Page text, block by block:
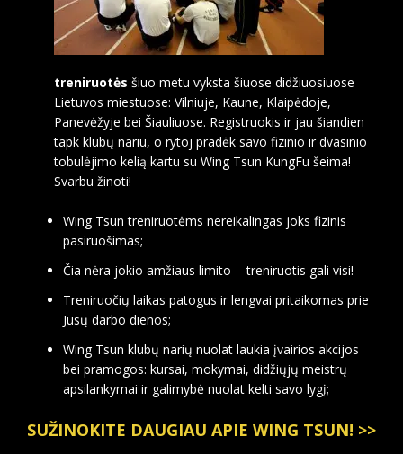
treniruotės šiuo metu vyksta šiuose didžiuosiuose
Lietuvos miestuose: Vilniuje, Kaune, Klaipėdoje,
Panevėžyje bei Šiauliuose. Registruokis ir jau šiandien
tapk klubų nariu, o rytoj pradėk savo fizinio ir dvasinio
tobulėjimo kelią kartu su Wing Tsun KungFu šeima!
Svarbu žinoti!
Wing Tsun treniruotėms nereikalingas joks fizinis
pasiruošimas;
Čia nėra jokio amžiaus limito - treniruotis gali visi!
Treniruočių laikas patogus ir lengvai pritaikomas prie
Jūsų darbo dienos;
Wing Tsun klubų narių nuolat laukia įvairios akcijos
bei pramogos: kursai, mokymai, didžiųjų meistrų
apsilankymai ir galimybė nuolat kelti savo lygį;
SUŽINOKITE DAUGIAU APIE WING TSUN! >>